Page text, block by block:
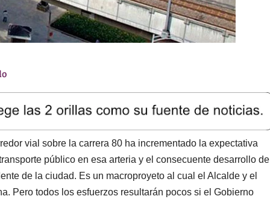
vial sobre la carrera 80 ha incrementado la expectativa
público en esa arteria y el consecuente desarrollo de
de la ciudad. Es un macroproyeto al cual el Alcalde y el
Pero todos los esfuerzos resultarán pocos si el Gobierno